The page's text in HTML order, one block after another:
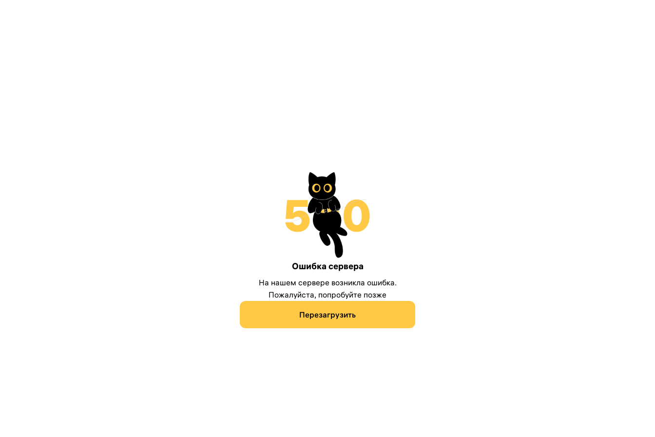
Ошибка сервера
На нашем сервере возникла ошибка.
Пожалуйста, попробуйте позже
Перезагрузить